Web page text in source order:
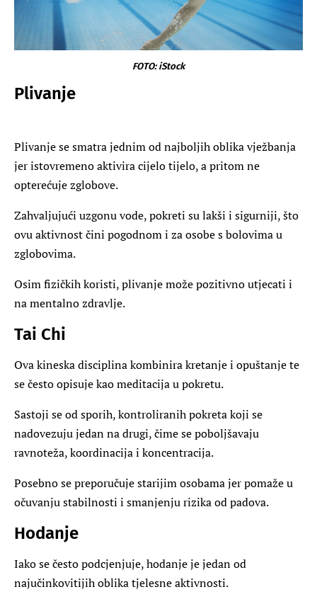
FOTO: iStock
Plivanje
Plivanje se smatra jednim od najboljih oblika vježbanja
jer istovremeno aktivira cijelo tijelo, a pritom ne
opterećuje zglobove.
Zahvaljujući uzgonu vode, pokreti su lakši i sigurniji, što
ovu aktivnost čini pogodnom i za osobe s bolovima u
zglobovima.
Osim fizičkih koristi, plivanje može pozitivno utjecati i
na mentalno zdravlje.
Tai Chi
Ova kineska disciplina kombinira kretanje i opuštanje te
se često opisuje kao meditacija u pokretu.
Sastoji se od sporih, kontroliranih pokreta koji se
nadovezuju jedan na drugi, čime se poboljšavaju
ravnoteža, koordinacija i koncentracija.
Posebno se preporučuje starijim osobama jer pomaže u
očuvanju stabilnosti i smanjenju rizika od padova.
Hodanje
Iako se često podcjenjuje, hodanje je jedan od
najučinkovitijih oblika tjelesne aktivnosti.